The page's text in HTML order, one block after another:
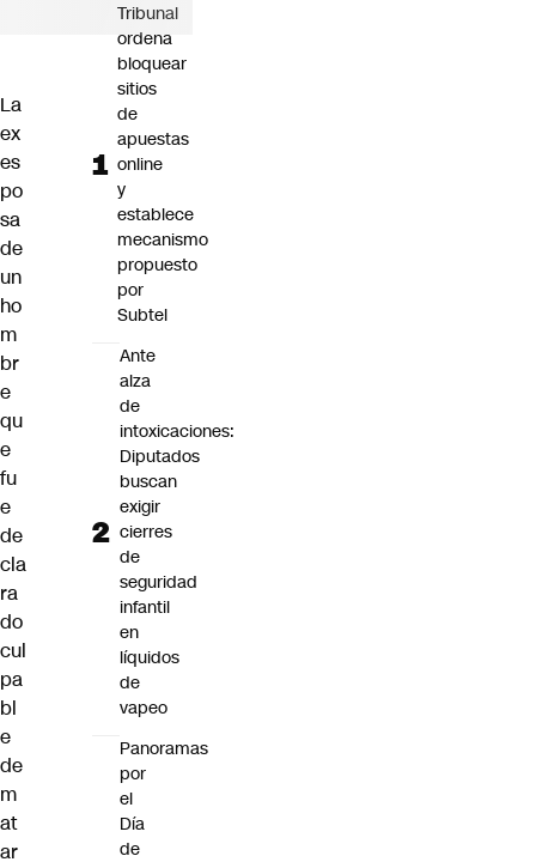
La
ex
es
po
sa
de
un
ho
m
br
e
qu
e
fu
e
de
cla
ra
do
cul
pa
bl
e
de
m
at
ar
Tribunal
ordena
bloquear
sitios
de
apuestas
online
y
establece
mecanismo
propuesto
por
Subtel
Ante
alza
de
intoxicaciones:
Diputados
buscan
exigir
cierres
de
seguridad
infantil
en
líquidos
de
vapeo
Panoramas
por
el
Día
de